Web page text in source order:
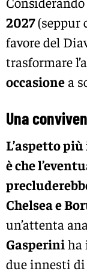
2027(seppur
favore del
trasformare
occasionea
Una
L’aspetto
è che
Chelsea e
un’attenta
Gasperini ha
due innesti di